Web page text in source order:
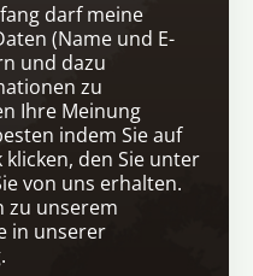
darf meine
(Name und E-
und dazu
zu
Ihre Meinung
indem Sie auf
klicken, den Sie unter
von uns erhalten.
zu unserem
in unserer